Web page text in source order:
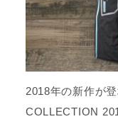
2018年の新作が
COLLECTION